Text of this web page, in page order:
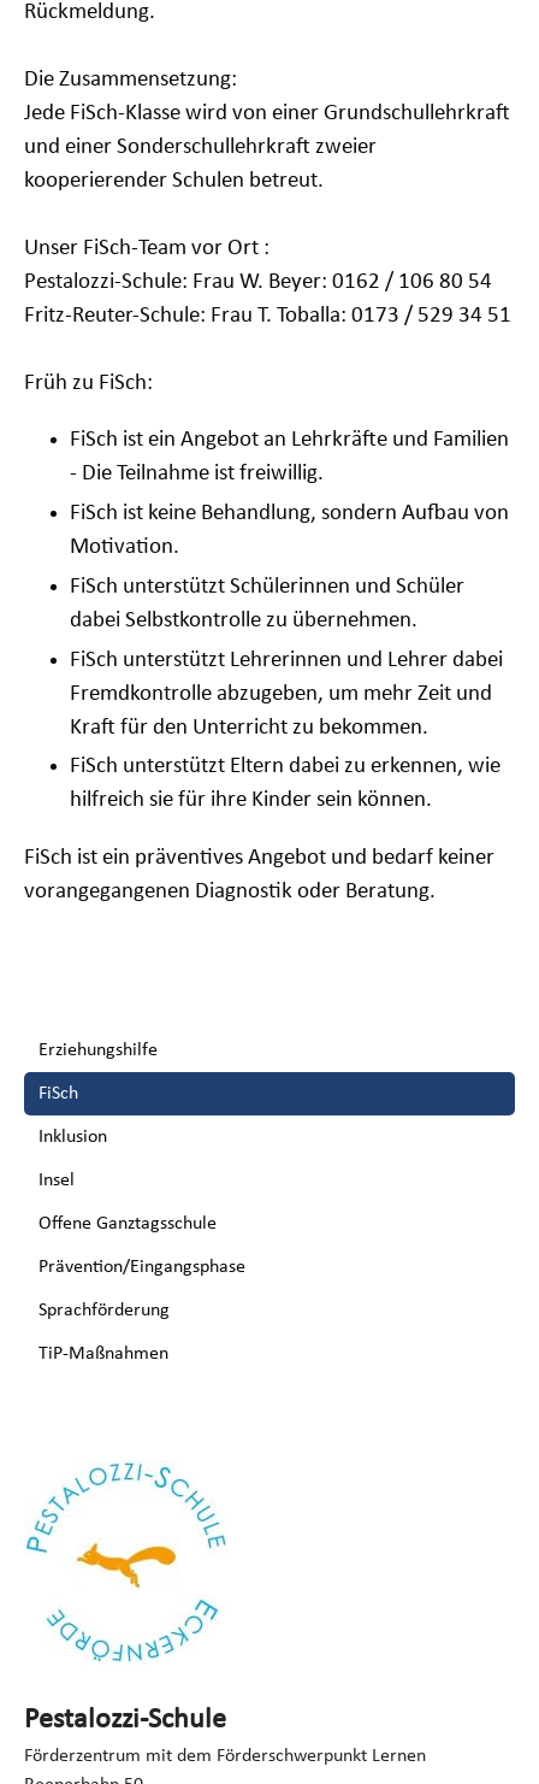
Rückmeldung.
Die Zusammensetzung:
Jede FiSch-Klasse wird von einer Grundschullehrkraft
und einer Sonderschullehrkraft zweier
kooperierender Schulen betreut.
Unser FiSch-Team vor Ort :
Pestalozzi-Schule: Frau W. Beyer: 0162 / 106 80 54
Fritz-Reuter-Schule: Frau T. Toballa: 0173 / 529 34 51
Früh zu FiSch:
FiSch ist ein Angebot an Lehrkräfte und Familien
- Die Teilnahme ist freiwillig.
FiSch ist keine Behandlung, sondern Aufbau von
Motivation.
FiSch unterstützt Schülerinnen und Schüler
dabei Selbstkontrolle zu übernehmen.
FiSch unterstützt Lehrerinnen und Lehrer dabei
Fremdkontrolle abzugeben, um mehr Zeit und
Kraft für den Unterricht zu bekommen.
FiSch unterstützt Eltern dabei zu erkennen, wie
hilfreich sie für ihre Kinder sein können.
FiSch ist ein präventives Angebot und bedarf keiner
vorangegangenen Diagnostik oder Beratung.
überspringen
Erziehungshilfe
FiSch
Inklusion
Insel
Offene Ganztagsschule
Prävention/Eingangsphase
Sprachförderung
TiP-Maßnahmen
Pestalozzi-Schule
Förderzentrum mit dem Förderschwerpunkt Lernen